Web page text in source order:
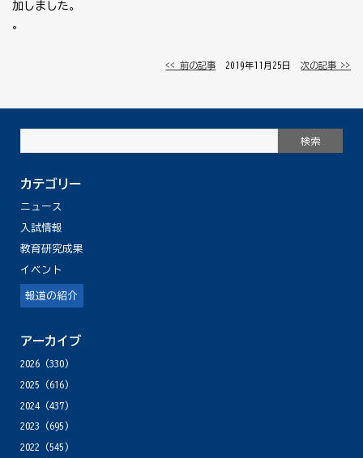
加しました。
。
<< 前の記事 │ 2019年11月25日 │次の記事 >>
カテゴリー
ニュース
入試情報
教育研究成果
イベント
報道の紹介
アーカイブ
2026(330)
2025 (616)
2024(437)
2023 (695)
2022 (545)